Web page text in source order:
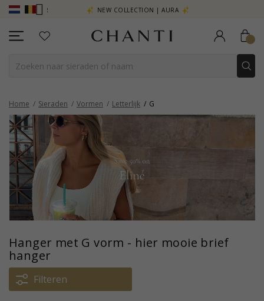
- KLIK HIER NEW COLLECTION | AURA
Home Sieraden Vormen Letterlijk G
Hanger met G vorm - hier mooie brief
hanger
Filteren